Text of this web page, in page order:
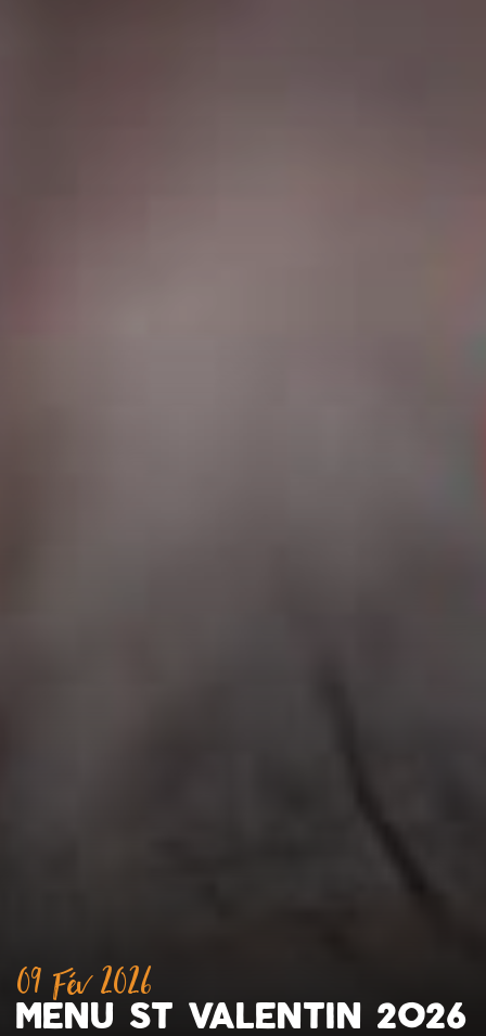
09 Fév 2026
menu st valentin 2026